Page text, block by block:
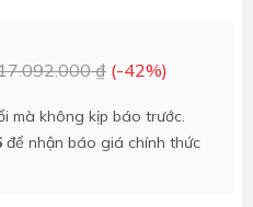
₫ (-42%)
mà không kịp báo trước.
để nhận báo giá chính thức